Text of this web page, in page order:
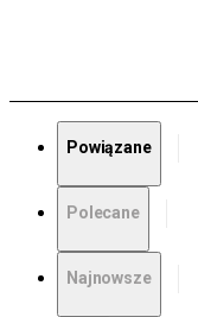
Powiązane
Polecane
Najnowsze